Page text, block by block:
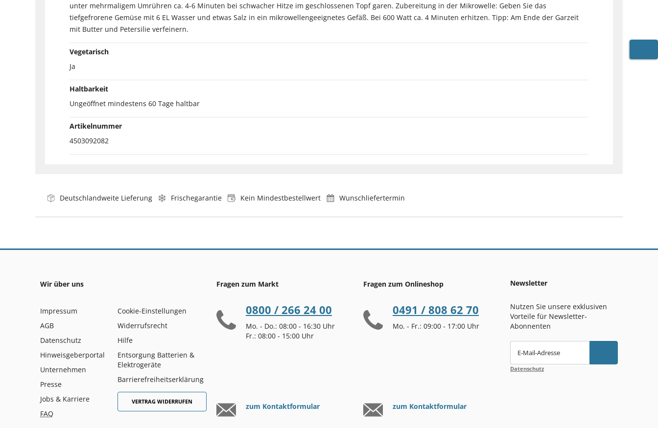
unter mehrmaligem Umrühren ca. 4-6 Minuten bei schwacher Hitze im geschlossenen Topf garen. Zubereitung in der Mikrowelle: Geben Sie das
tiefgefrorene Gemüse mit 6 EL Wasser und etwas Salz in ein mikrowellengeeignetes Gefäß. Bei 600 Watt ca. 4 Minuten erhitzen. Tipp: Am Ende der Garzeit
mit Butter und Petersilie verfeinern.
Vegetarisch
Ja
Haltbarkeit
Ungeöffnet mindestens 60 Tage haltbar
Artikelnummer
4503092082
Deutschlandweite Lieferung Frischegarantie Kein Mindestbestellwert Wunschliefertermin
Wir über uns
Impressum
AGB
Datenschutz
Hinweisgeberportal
Unternehmen
Presse
Jobs & Karriere
FAQ
Cookie-Einstellungen
Widerrufsrecht
Hilfe
Entsorgung Batterien &
Elektrogeräte
Barrierefreiheitserklärung
VERTRAG WIDERRUFEN
Fragen zum Markt
0800 / 266 24 00
Mo. - Do.: 08:00 - 16:30 Uhr
Fr.: 08:00 - 15:00 Uhr
zum Kontaktformular
Fragen zum Onlineshop
0491 / 808 62 70
Mo. - Fr.: 09:00 - 17:00 Uhr
zum Kontaktformular
Newsletter
Nutzen Sie unsere exklusiven
Vorteile für Newsletter-
Abonnenten
E-Mail-Adresse
Datenschutz